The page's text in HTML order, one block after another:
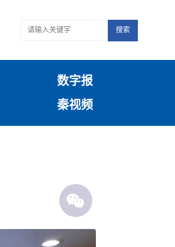
搜索
数字报
秦视频